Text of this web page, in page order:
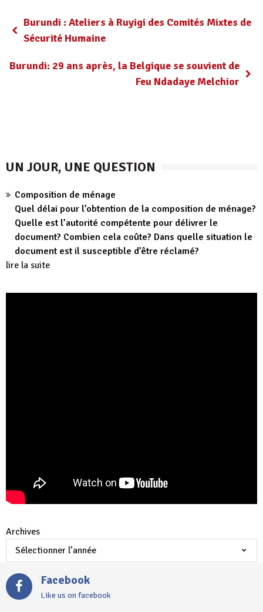
Burundi : Ateliers à Ruyigi des Comités Mixtes de
Sécurité Humaine
Burundi: 29 ans après, la Belgique se souvient de
Feu Ndadaye Melchior
UN JOUR, UNE QUESTION
Composition de ménage
Quel délai pour l’obtention de la composition de ménage?
Quelle est l’autorité compétente pour délivrer le
document? Combien cela coûte? Dans quelle situation le
document est il susceptible d’être réclamé?
lire la suite
Archives
Facebook
Like us on facebook